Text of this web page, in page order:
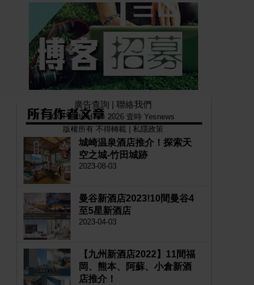
城崎温泉酒店推介！探索天
空之城-竹田城跡
2023-08-03
曼谷新酒店2023!10間曼谷4
至5星新酒店
2023-04-03
【九州新酒店2022】11間福
岡、熊本、阿蘇、小倉新酒
店推介！
廣告查詢 | 聯絡我們
COPYRIGHT © 2026 壹時 Yesnews
版權所有 不得轉載 | 私隱政策